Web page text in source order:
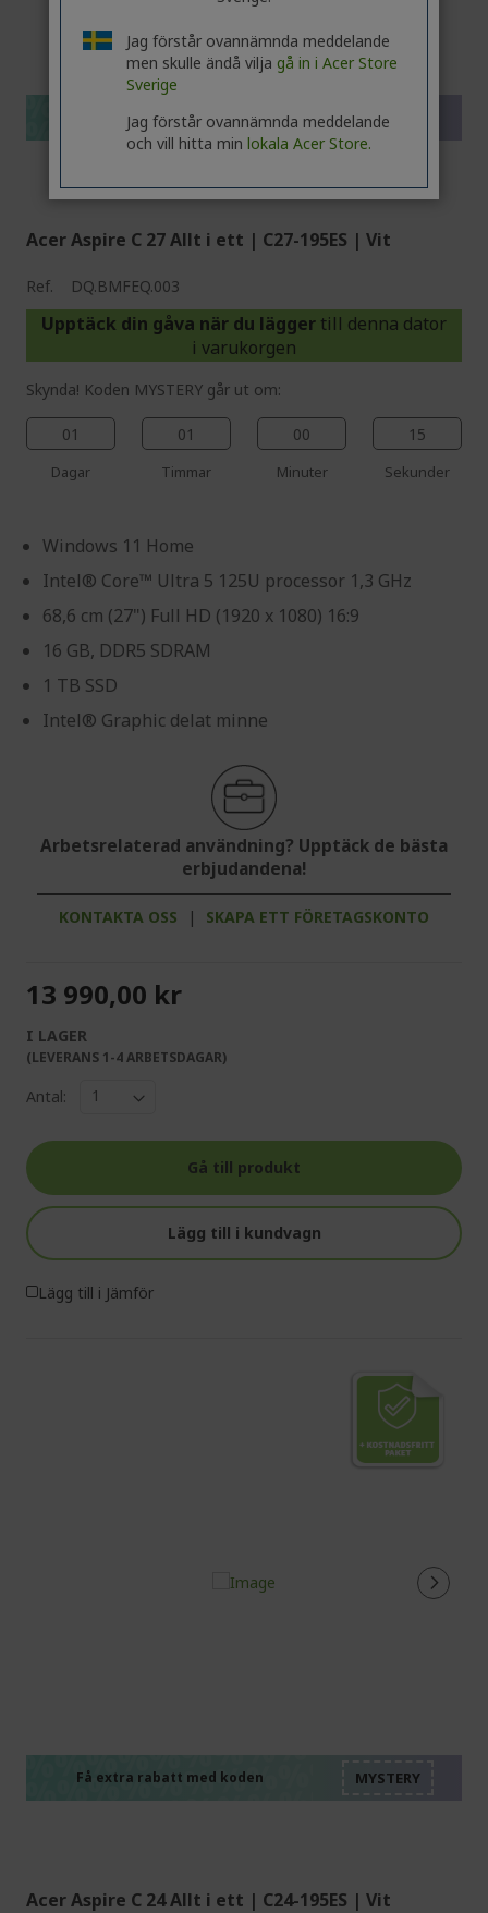
Få extra rabatt med koden
Acer Aspire C 27 Allt i ett | C27-195ES | Vit
Ref. DQ.BMFEQ.003
Upptäck din gåva när du lägger till denna dator
i varukorgen
Skynda! Koden MYSTERY går ut om:
01
Dagar
01
Timmar
00
Minuter
14
Sekunder
Windows 11 Home
Intel® Core™ Ultra 5 125U processor 1,3 GHz
68,6 cm (27") Full HD (1920 x 1080) 16:9
16 GB, DDR5 SDRAM
1 TB SSD
Intel® Graphic delat minne
Arbetsrelaterad användning? Upptäck de bästa
erbjudandena!
KONTAKTA OSS | SKAPA ETT FÖRETAGSKONTO
13 990,00 kr
I LAGER
(LEVERANS 1-4 ARBETSDAGAR)
Antal:
Gå till produkt
Lägg till i kundvagn
Lägg till i Jämför
Få extra rabatt med koden
Acer Aspire C 24 Allt i ett | C24-195ES | Vit
Jag förstår ovannämnda meddelande
men skulle ändå vilja gå in i Acer Store
Sverige
Jag förstår ovannämnda meddelande
och vill hitta min lokala Acer Store.